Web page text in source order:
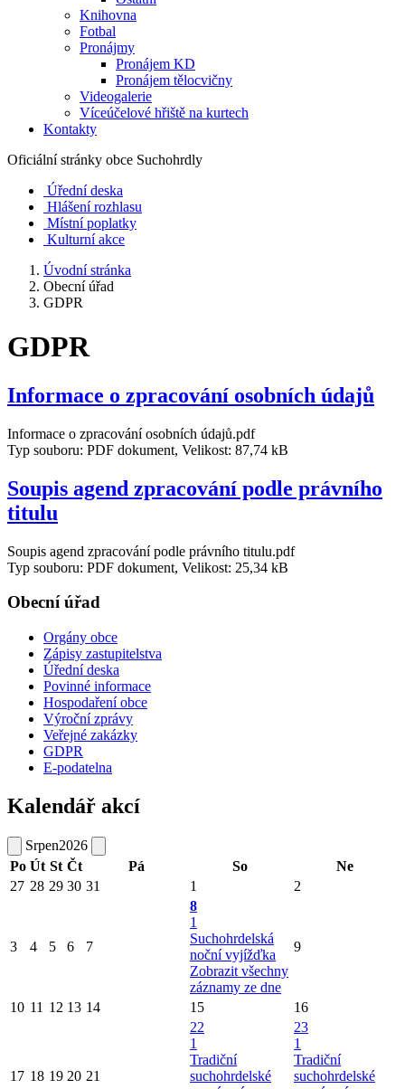
Knihovna
Fotbal
Pronájmy
Pronájem KD
Pronájem tělocvičny
Videogalerie
Víceúčelové hřiště na kurtech
Kontakty
Oficiální stránky obce Suchohrdly
Úřední deska
Hlášení rozhlasu
Místní poplatky
Kulturní akce
Úvodní stránka
Obecní úřad
GDPR
GDPR
Informace o zpracování osobních údajů
Informace o zpracování osobních údajů.pdf
Typ souboru: PDF dokument, Velikost: 87,74 kB
Soupis agend zpracování podle právního
titulu
Soupis agend zpracování podle právního titulu.pdf
Typ souboru: PDF dokument, Velikost: 25,34 kB
Obecní úřad
Orgány obce
Zápisy zastupitelstva
Úřední deska
Povinné informace
Hospodaření obce
Výroční zprávy
Veřejné zakázky
GDPR
E-podatelna
Kalendář akcí
Srpen2026
Po Út St Čt Pá So
Ne
27 28 29 30 31 1 2
3 4 5 6 7
8
1
Suchohrdelská
noční vyjížďka
Zobrazit všechny
záznamy ze dne
9
10 11 12 13 14 15 16
17 18 19 20 21
22
1
Tradiční
suchohrdelské
23
1
Tradiční
suchohrdelské